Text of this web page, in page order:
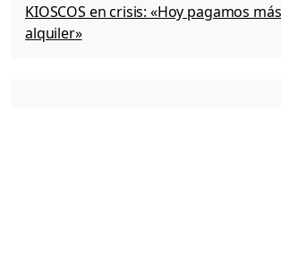
KIOSCOS en crisis: «Hoy pagamos
alquiler»